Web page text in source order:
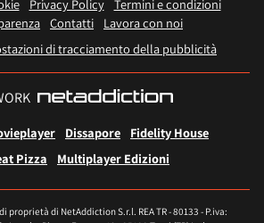
Privacy Policy
Termini e condizioni
Contatti
Lavora con noi
di tracciamento della pubblicità
Dissapore
Fidelity House
Pizza
Multiplayer Edizioni
di NetAddiction S.r.l. REA TR - 80133 - P.iva: